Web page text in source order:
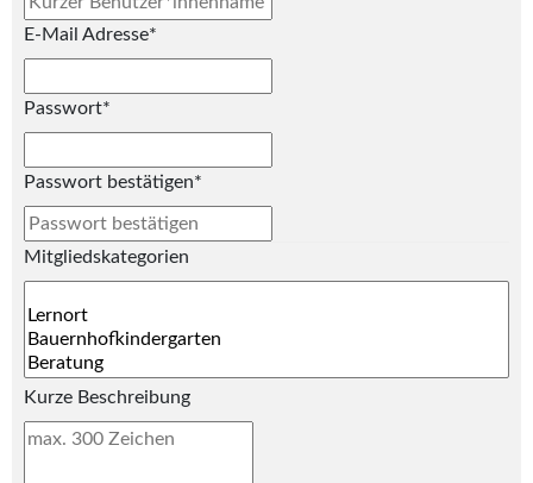
E-Mail Adresse*
Passwort*
Passwort bestätigen*
Mitgliedskategorien
Kurze Beschreibung